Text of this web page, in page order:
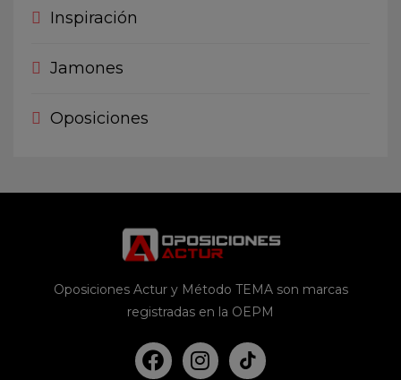
Inspiración
Jamones
Oposiciones
Oposiciones Actur y Método TEMA son marcas
registradas en la OEPM